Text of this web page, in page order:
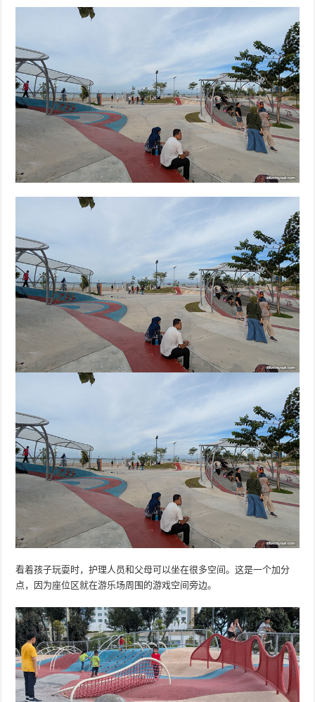
看着孩子玩耍时，护理人员和父母可以坐在很多空间。这是一个加分
点，因为座位区就在游乐场周围的游戏空间旁边。